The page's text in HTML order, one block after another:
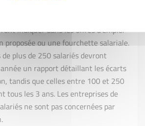
indiquer dans les offres d'emploi
proposée ou une fourchette salariale.
plus de 250 salariés devront
un rapport détaillant les écarts
tandis que celles entre 100 et 250
tous les 3 ans. Les entreprises de
ne sont pas concernées par